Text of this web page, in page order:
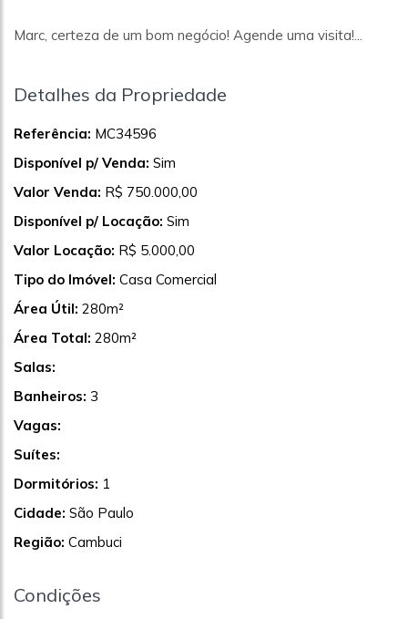
Marc, certeza de um bom negócio! Agende uma visita!...
Detalhes da Propriedade
Referência: MC34596
Disponível p/ Venda: Sim
Valor Venda: R$ 750.000,00
Disponível p/ Locação: Sim
Valor Locação: R$ 5.000,00
Tipo do Imóvel: Casa Comercial
Área Útil: 280m²
Área Total: 280m²
Salas:
Banheiros: 3
Vagas:
Suítes:
Dormitórios: 1
Cidade: São Paulo
Região: Cambuci
Condições